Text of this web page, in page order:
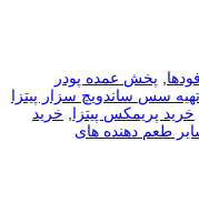
پخش عمده پودر
تهیه سس ساندویچ سزار پیتزا
خرید پریمکس پیتزا
خرید
طعم دهنده های